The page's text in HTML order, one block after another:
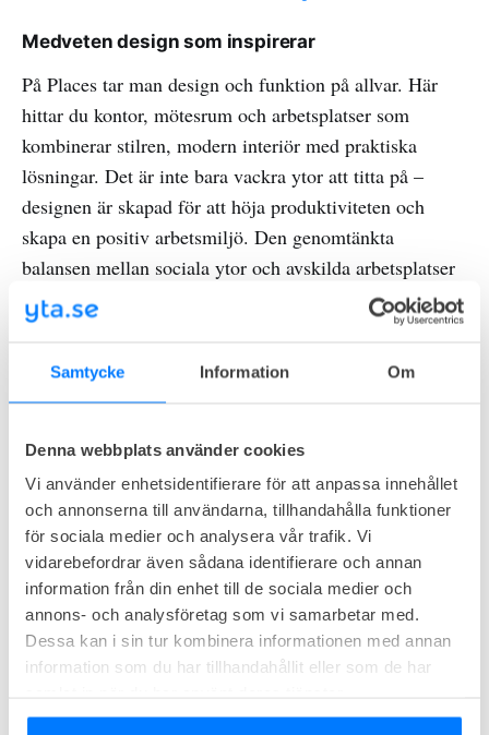
Samtycke Information Om
Denna webbplats använder cookies
Vi använder enhetsidentifierare för att anpassa innehållet
och annonserna till användarna, tillhandahålla funktioner
för sociala medier och analysera vår trafik. Vi
vidarebefordrar även sådana identifierare och annan
information från din enhet till de sociala medier och
annons- och analysföretag som vi samarbetar med.
Dessa kan i sin tur kombinera informationen med annan
information som du har tillhandahållit eller som de har
Medveten design som inspirerar
På Places tar man design och funktion på allvar. Här
hittar du kontor, mötesrum och arbetsplatser som
kombinerar stilren, modern interiör med praktiska
lösningar. Det är inte bara vackra ytor att titta på –
designen är skapad för att höja produktiviteten och
skapa en positiv arbetsmiljö. Den genomtänkta
balansen mellan sociala ytor och avskilda arbetsplatser
gör att du enkelt kan växla mellan fokus och samarbete
beroende på dagens behov.
är tydligt att Places lägger ner tid och omsorg på just
detta vilket gör att vi på yta.se gillar dem extra mycket.
Här får du allt från ergonomiska möbler som håller hela
dagen, till tekniska lösningar som fungerar utan strul.
Små saker som snabbt internet, välutrustade mötesrum
och tillgång till riktigt gott kaffe märks i längden och
uppskattas av alla som spenderar sin arbetsdag här.